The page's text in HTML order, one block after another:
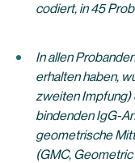
codiert, in 45
In allen
erhalten haben,
zweiten Impfung)
bindenden IgG-
geometrische
(GMC,